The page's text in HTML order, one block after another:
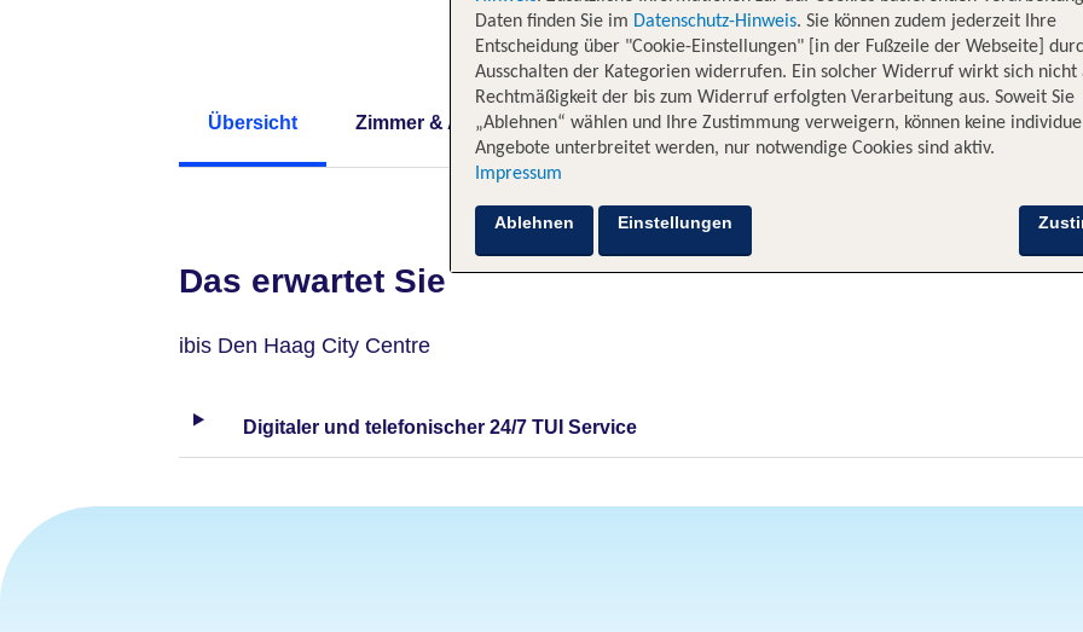
Übersicht Zimmer & Angebote Hotelinformationen Lage Bewertungen
Das erwartet Sie
ibis Den Haag City Centre
Digitaler und telefonischer 24/7 TUI Service
Daten finden Sie im Datenschutz-Hinweis. Sie können zudem jederzeit Ihre
Entscheidung über "Cookie-Einstellungen" [in der Fußzeile der Webseite]
Ausschalten der Kategorien widerrufen. Ein solcher Widerruf wirkt sich nicht
Rechtmäßigkeit der bis zum Widerruf erfolgten Verarbeitung aus. Soweit Sie
„Ablehnen“ wählen und Ihre Zustimmung verweigern, können keine
Angebote unterbreitet werden, nur notwendige Cookies sind aktiv.
Impressum
Ablehnen Einstellungen